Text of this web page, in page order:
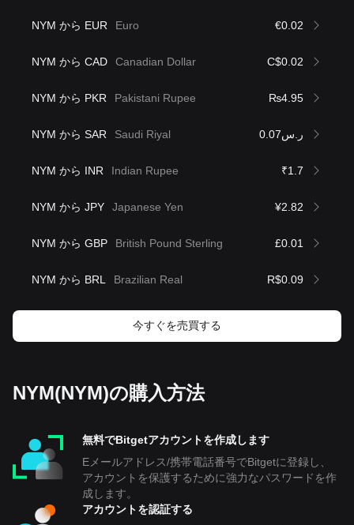
NYM から EUR Euro €0.02
NYM から CAD Canadian Dollar C$0.02
NYM から PKR Pakistani Rupee ₨4.95
NYM から SAR Saudi Riyal ر.س0.07
NYM から INR Indian Rupee ₹1.7
NYM から JPY Japanese Yen ¥2.82
NYM から GBP British Pound Sterling £0.01
NYM から BRL Brazilian Real R$0.09
今すぐを売買する
NYM(NYM)の購入方法
無料でBitgetアカウントを作成します
Eメールアドレス/携帯電話番号でBitgetに登録し、
アカウントを保護するために強力なパスワードを作
成します。
アカウントを認証する